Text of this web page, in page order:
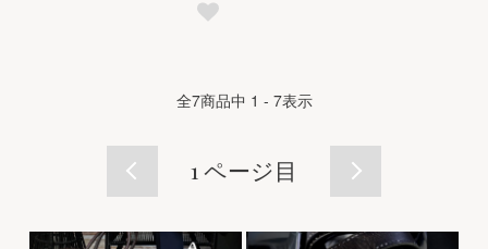
全7商品中 1 - 7表示
1 ページ目